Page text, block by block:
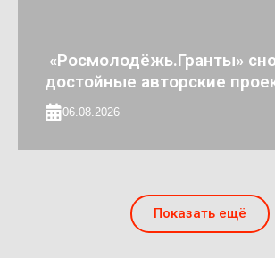
«Росмолодёжь.Гранты»
достойные авторские
06.08.2026
Показать ещё